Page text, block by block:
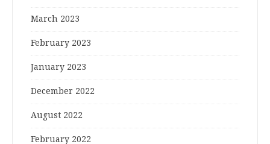
March 2023
February 2023
January 2023
December 2022
August 2022
February 2022